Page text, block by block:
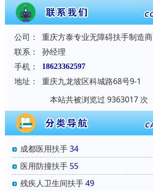
公司：
重庆方泰专业无障碍扶手制造商
联系：
孙经理
手机：
18623362597
地址：
重庆九龙坡区科城路68号9-1
本站共被浏览过 9363017 次
成都医用扶手34
医用防撞扶手 55
残疾人卫生间扶手49